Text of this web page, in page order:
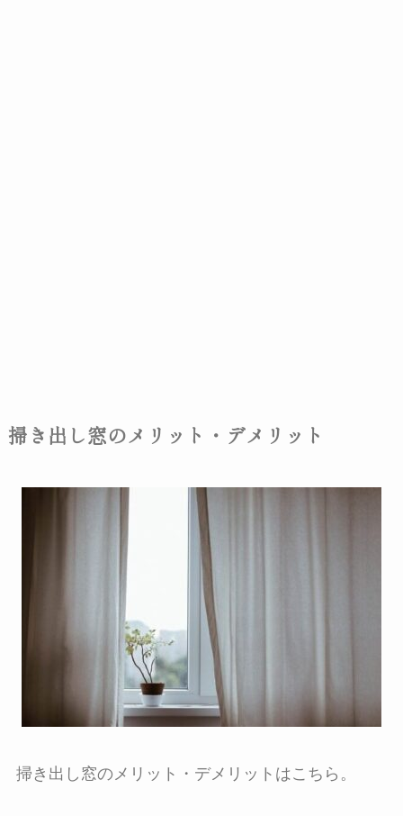
掃き出し窓のメリット・デメリット
掃き出し窓のメリット・デメリットはこちら。